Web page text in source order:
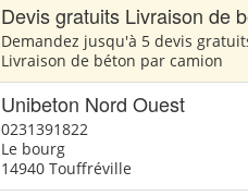
Devis gratuits Livraison de
Demandez jusqu'à 5 devis
Livraison de béton par camion
Unibeton Nord Ouest
0231391822
Le bourg
14940 Touffréville